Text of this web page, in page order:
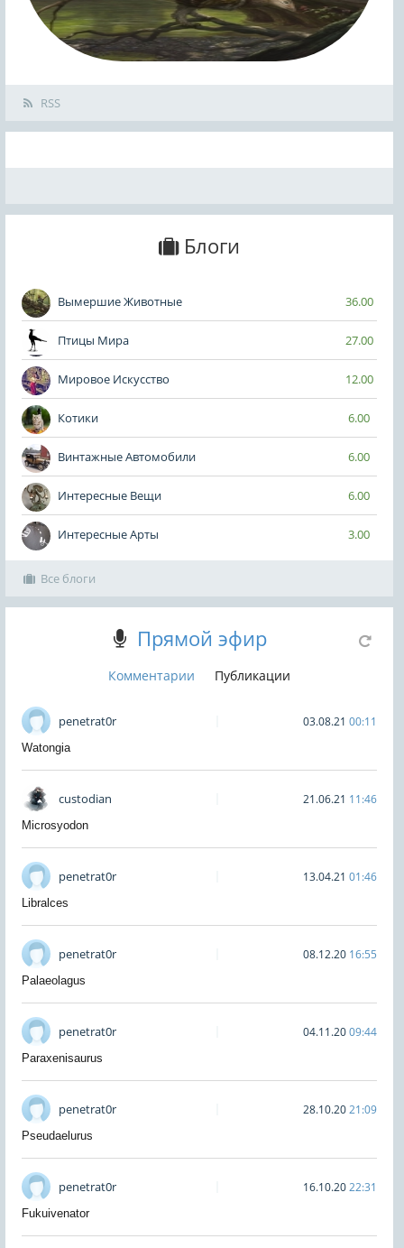
RSS
Блоги
Вымершие Животные 36.00
Птицы Мира 27.00
Мировое Искусство 12.00
Котики 6.00
Винтажные Автомобили 6.00
Интересные Вещи 6.00
Интересные Арты 3.00
Все блоги
Прямой эфир
Комментарии Публикации
penetrat0r 03.08.21 00:11
Watongia
custodian 21.06.21 11:46
Microsyodon
penetrat0r 13.04.21 01:46
Libralces
penetrat0r 08.12.20 16:55
Palaeolagus
penetrat0r 04.11.2009:44
Paraxenisaurus
penetrat0r 28.10.2021:09
Pseudaelurus
penetrat0r 16.10.2022:31
Fukuivenator